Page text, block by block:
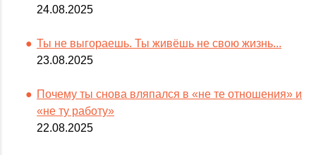
24.08.2025
Ты не выгораешь. Ты живёшь не свою жизнь...
23.08.2025
Почему ты снова вляпался в «не те отношения» и
«не ту работу»
22.08.2025